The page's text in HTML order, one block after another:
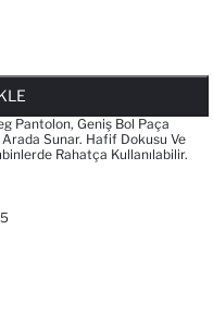
Pantolon, Geniş Bol Paça
Arada Sunar. Hafif Dokusu Ve
Rahatça Kullanılabilir.